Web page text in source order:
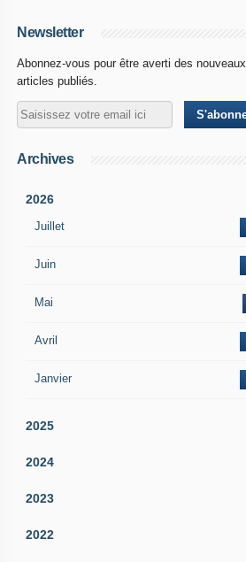
Newsletter
Abonnez-vous pour être averti des nouveaux
articles publiés.
Archives
2026
Juillet
Juin
Mai
Avril
Janvier
2025
2024
2023
2022